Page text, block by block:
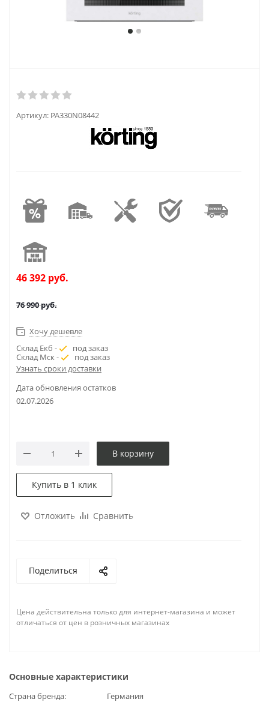
Артикул: PA330N08442
46 392 руб.
76 990руб.
Хочу дешевле
Склад Екб -
под заказ
Склад Мск -
под заказ
Узнать сроки доставки
Дата обновления остатков
02.07.2026
В корзину
Купить в 1 клик
Отложить Сравнить
Поделиться
Цена действительна только для интернет-магазина и может
отличаться от цен в розничных магазинах
Основные характеристики
Страна бренда Германия